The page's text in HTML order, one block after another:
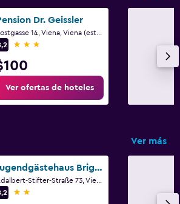
Dr. Geissler
3 estrellas
Ver ofertas de hoteles
Ver más
Jugendgästehaus Brigittenau & Brigittenau Youth Palace
2 estrellas